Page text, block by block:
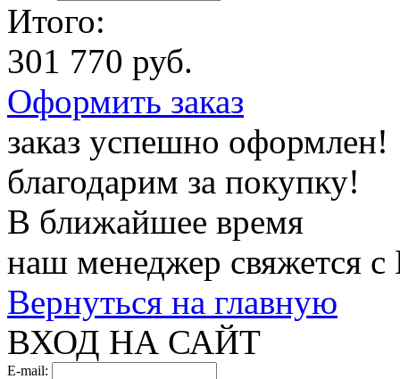
Итого:
301 770 руб.
Оформить заказ
заказ успешно оформлен!
благодарим за покупку!
В ближайшее время
наш менеджер свяжется
Вернуться на главную
ВХОД НА САЙТ
E-mail: